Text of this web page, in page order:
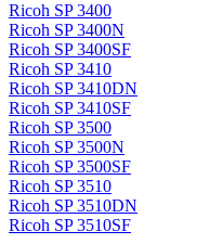
Ricoh SP 3400
Ricoh SP 3400N
Ricoh SP 3400SF
Ricoh SP 3410
Ricoh SP 3410DN
Ricoh SP 3410SF
Ricoh SP 3500
Ricoh SP 3500N
Ricoh SP 3500SF
Ricoh SP 3510
Ricoh SP 3510DN
Ricoh SP 3510SF